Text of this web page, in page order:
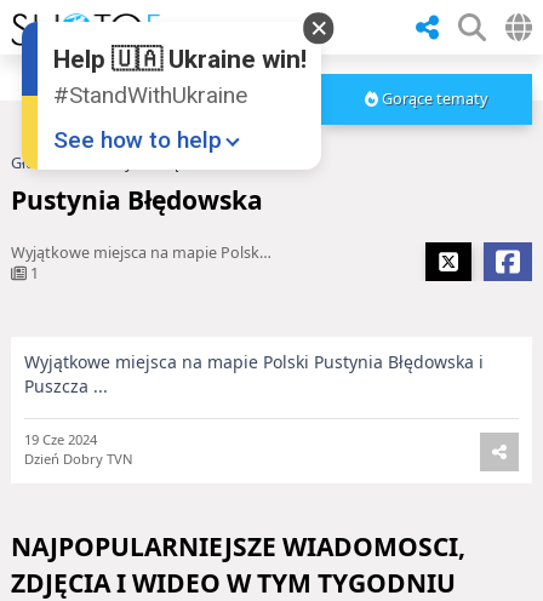
Gorące tematy
Główna
Pustynia Błędowska
Wyjątkowe miejsca na mapie Polski Pustynia Błędowska i Puszcza ...
1
Wyjątkowe miejsca na mapie Polski Pustynia Błędowska i
Puszcza ...
19 Cze 2024
Dzień Dobry TVN
NAJPOPULARNIEJSZE WIADOMOSCI,
ZDJĘCIA I WIDEO W TYM TYGODNIU
Help 🇺🇦 Ukraine win!
#StandWithUkraine
See how to help
Donate
💸
Support Ukraine
❤
Share this widget